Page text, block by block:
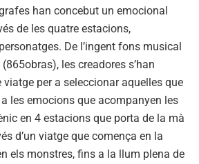
han concebut un emocional
de les quatre estacions,
De l’ingent fons musical
les creadores s’han
per a seleccionar aquelles que
les emocions que acompanyen les
en 4 estacions que porta de la mà
d’un viatge que comença en la
els monstres, fins a la llum plena de